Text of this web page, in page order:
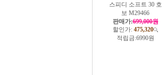
스피디 소프트 30 호
보 M29466
판매가:699,000원
할인가: 475,320
적립금:6990원